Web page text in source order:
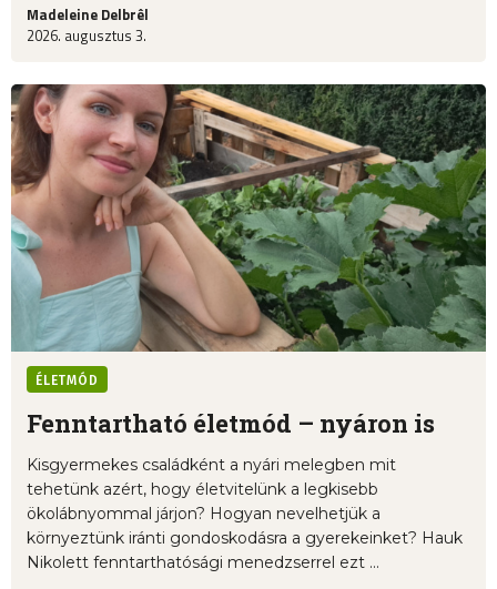
Madeleine Delbrêl
2026. augusztus 3.
ÉLETMÓD
Fenntartható életmód – nyáron is
Kisgyermekes családként a nyári melegben mit
tehetünk azért, hogy életvitelünk a legkisebb
ökolábnyommal járjon? Hogyan nevelhetjük a
környeztünk iránti gondoskodásra a gyerekeinket? Hauk
Nikolett fenntarthatósági menedzserrel ezt ...